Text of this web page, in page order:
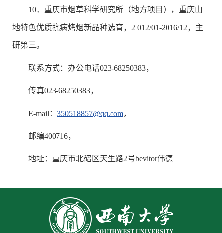
10．重庆市烟草科学研究所（地方项目），重庆山
地特色优质抗病烤烟新品种选育，2 012/01-2016/12，主
研第三。
联系方式：办公电话023-68250383，
传真023-68250383，
E-mail： 350518857@qq.com，
邮编400716，
地址：重庆市北碚区天生路2号bevitor伟德